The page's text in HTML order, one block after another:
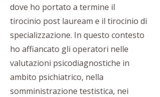
dove ho portato a termine il
tirocinio post lauream e il tirocinio di
specializzazione. In questo contesto
ho affiancato gli operatori nelle
valutazioni psicodiagnostiche in
ambito psichiatrico, nella
somministrazione testistica, nei